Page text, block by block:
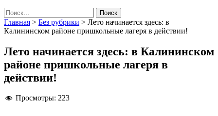
Найти:
Главная > Без рубрики > Лето начинается здесь: в
Калининском районе пришкольные лагеря в действии!
Лето начинается здесь: в Калининском
районе пришкольные лагеря в
действии!
Просмотры: 223